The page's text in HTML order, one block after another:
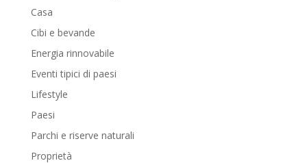
Casa
Cibi e bevande
Energia rinnovabile
Eventi tipici di paesi
Lifestyle
Paesi
Parchi e riserve naturali
Proprietà